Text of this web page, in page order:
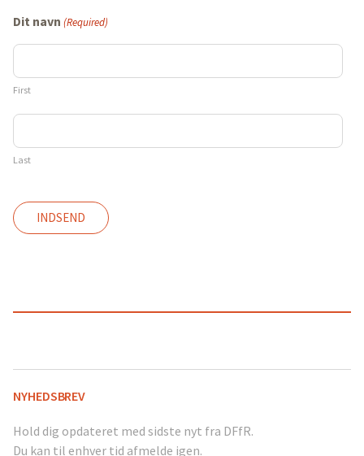
Dit navn (Required)
First
Last
NYHEDSBREV
Hold dig opdateret med sidste nyt fra DFfR.
Du kan til enhver tid afmelde igen.